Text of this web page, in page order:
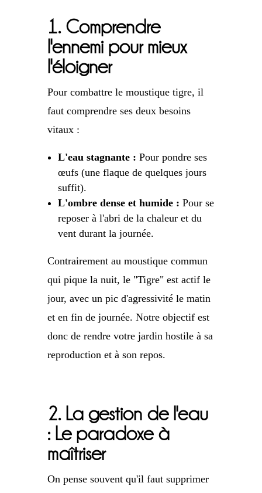
1. Comprendre
l'ennemi pour mieux
l'éloigner
Pour combattre le moustique tigre, il
faut comprendre ses deux besoins
vitaux :
L'eau stagnante : Pour pondre ses
œufs (une flaque de quelques jours
suffit).
L'ombre dense et humide : Pour se
reposer à l'abri de la chaleur et du
vent durant la journée.
Contrairement au moustique commun
qui pique la nuit, le "Tigre" est actif le
jour, avec un pic d'agressivité le matin
et en fin de journée. Notre objectif est
donc de rendre votre jardin hostile à sa
reproduction et à son repos.
2. La gestion de l'eau
: Le paradoxe à
maîtriser
On pense souvent qu'il faut supprimer